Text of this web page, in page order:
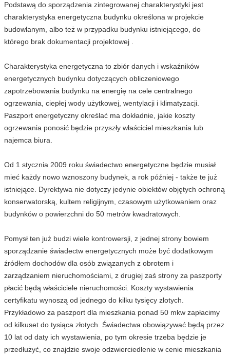
Podstawą do sporządzenia zintegrowanej charakterystyki jest
charakterystyka energetyczna budynku określona w projekcie
budowlanym, albo też w przypadku budynku istniejącego, do
którego brak dokumentacji projektowej .
Charakterystyka energetyczna to zbiór danych i wskaźników
energetycznych budynku dotyczących obliczeniowego
zapotrzebowania budynku na energię na cele centralnego
ogrzewania, ciepłej wody użytkowej, wentylacji i klimatyzacji.
Paszport energetyczny określać ma dokładnie, jakie koszty
ogrzewania ponosić będzie przyszły właściciel mieszkania lub
najemca biura.
Od 1 stycznia 2009 roku świadectwo energetyczne będzie musiał
mieć każdy nowo wznoszony budynek, a rok później - także te już
istniejące. Dyrektywa nie dotyczy jedynie obiektów objętych ochroną
konserwatorską, kultem religijnym, czasowym użytkowaniem oraz
budynków o powierzchni do 50 metrów kwadratowych.
Pomysł ten już budzi wiele kontrowersji, z jednej strony bowiem
sporządzanie świadectw energetycznych może być dodatkowym
źródłem dochodów dla osób związanych z obrotem i
zarządzaniem nieruchomościami, z drugiej zaś strony za paszporty
płacić będą właściciele nieruchomości. Koszty wystawienia
certyfikatu wynoszą od jednego do kilku tysięcy złotych.
Przykładowo za paszport dla mieszkania ponad 50 mkw zapłacimy
od kilkuset do tysiąca złotych. Świadectwa obowiązywać będą przez
10 lat od daty ich wystawienia, po tym okresie trzeba będzie je
przedłużyć, co znajdzie swoje odzwierciedlenie w cenie mieszkania